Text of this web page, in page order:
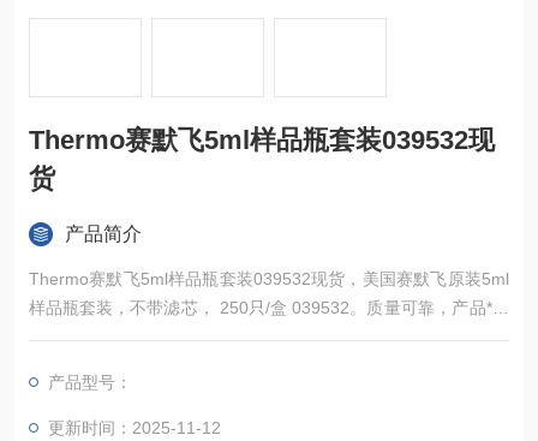
Thermo赛默飞5ml样品瓶套装039532现
货
产品简介
Thermo赛默飞5ml样品瓶套装039532现货，美国赛默飞原装5ml
样品瓶套装，不带滤芯， 250只/盒 039532。质量可靠，产品*，
常备现货，欢迎新老顾客来电详询。
产品型号：
更新时间：2025-11-12